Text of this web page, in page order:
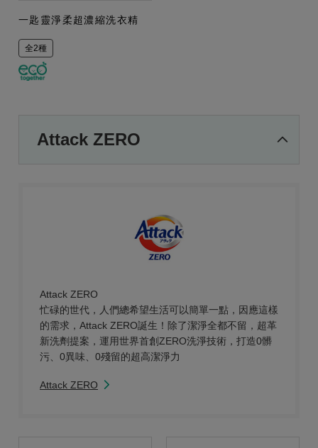
一匙靈淨柔超濃縮洗衣精
全2種
Attack ZERO
Attack ZERO
忙碌的世代，人們總希望生活可以簡單一點，因應這樣
的需求，Attack ZERO誕生！除了潔淨全都不留，超革
新洗劑提案，運用世界首創ZERO洗淨技術，打造0髒
污、0異味、0殘留的超高潔淨力
Attack ZERO